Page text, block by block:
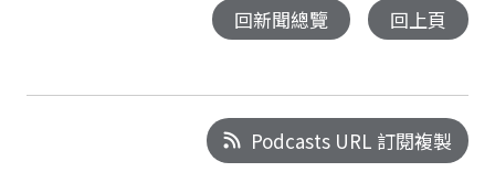
回新聞總覽 回上頁
Podcasts URL 訂閱複製